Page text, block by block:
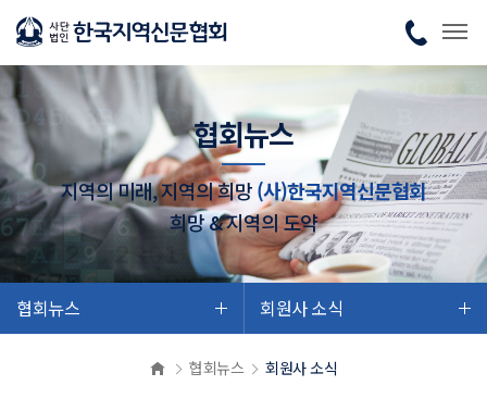
협회뉴스
지역의 미래, 지역의 희망(사)한국지역신문협회
희망 & 지역의 도약
협회뉴스 회원사 소식
협회뉴스 회원사 소식